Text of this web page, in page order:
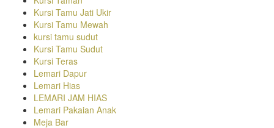
Kursi Tamu Jati Ukir
Kursi Tamu Mewah
kursi tamu sudut
Kursi Tamu Sudut
Kursi Teras
Lemari Dapur
Lemari Hias
LEMARI JAM HIAS
Lemari Pakaian Anak
Meja Bar